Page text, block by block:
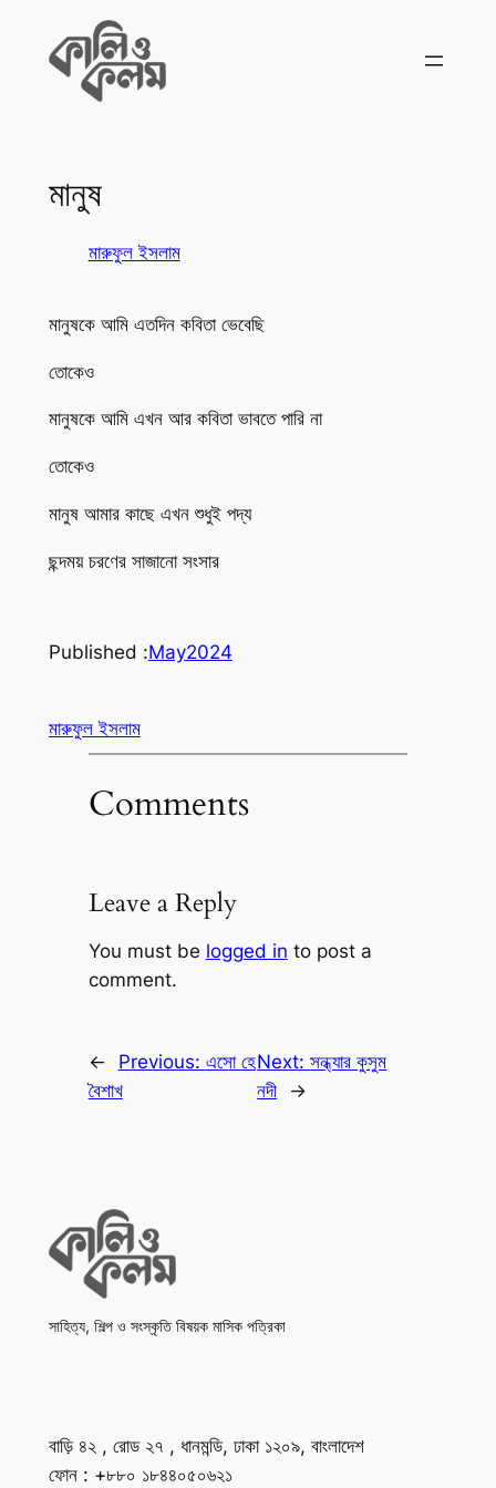
content
মানুষ
মারুফুল ইসলাম
মানুষকে আমি এতদিন কবিতা ভেবেছি
তোকেও
মানুষকে আমি এখন আর কবিতা ভাবতে পারি না
তোকেও
মানুষ আমার কাছে এখন শুধুই পদ্য
ছন্দময় চরণের সাজানো সংসার
Published :May2024
মারুফুল ইসলাম
Comments
Leave a Reply
You must be logged in to post a
comment.
← Previous: এসো হে
বৈশাখ
Next:সন্ধ্যার কুসুম
নদী
→
সাহিত্য, শিল্প ও সংস্কৃতি বিষয়ক মাসিক পত্রিকা
বাড়ি ৪২ , রোড ২৭ , ধানমন্ডি, ঢাকা ১২০৯, বাংলাদেশ
ফোন : +৮৮০ ১৮৪৪০৫০৬২১